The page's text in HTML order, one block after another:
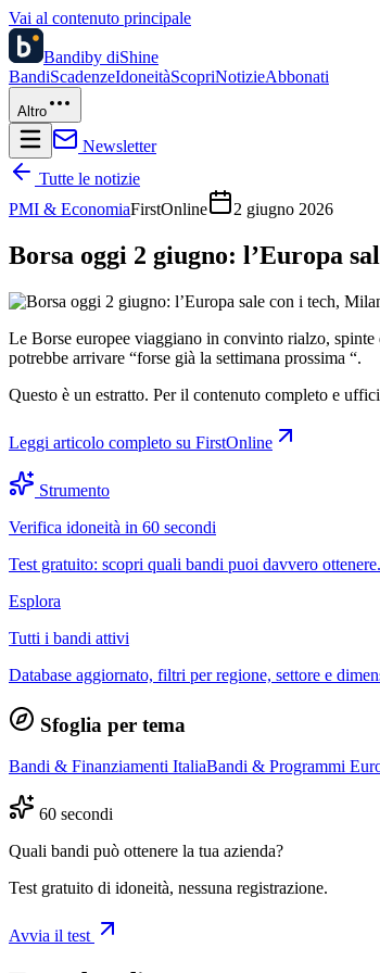
Vai al contenuto principale
Bandiby diShine
BandiScadenzeIdoneitàScopriNotizieAbbonati
Altro
Newsletter
Tutte le notizie
PMI & EconomiaFirstOnline 2 giugno 2026
Borsa oggi 2 giugno: l’Europa
Le Borse europee viaggiano in convinto rialzo,
potrebbe arrivare “forse già la settimana prossima “.
Questo è un estratto. Per il contenuto completo e
Leggi articolo completo su FirstOnline
Strumento
Verifica idoneità in 60 secondi
Test gratuito: scopri quali bandi puoi davvero ottenere.
Esplora
Tutti i bandi attivi
Database aggiornato, filtri per regione, settore e
Sfoglia per tema
Bandi & Finanziamenti ItaliaBandi & Programmi
60 secondi
Quali bandi può ottenere la tua azienda?
Test gratuito di idoneità, nessuna registrazione.
Avvia il test